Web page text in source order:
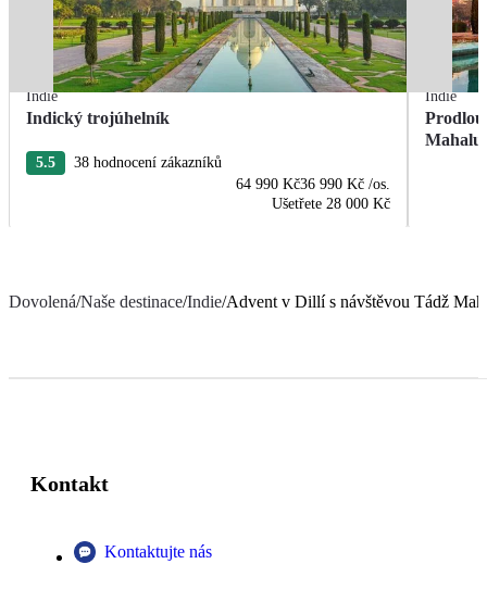
Indie
Indický trojúhelník
5.5
38 hodnocení zákazníků
64 990 Kč36 990 Kč /os.
Ušetřete 28 000 Kč
Indie
Mahalu
Dovolená/Naše destinace/Indie/Advent v Dillí s návštěvou Tádž
Kontakt
Kontaktujte nás